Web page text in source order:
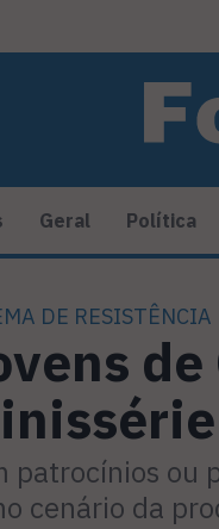
Geral Política
DE RESISTÊNCIA
patrocínios ou
cenário da